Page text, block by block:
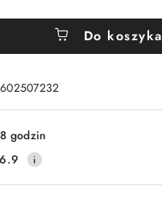
Do koszyka
godzin